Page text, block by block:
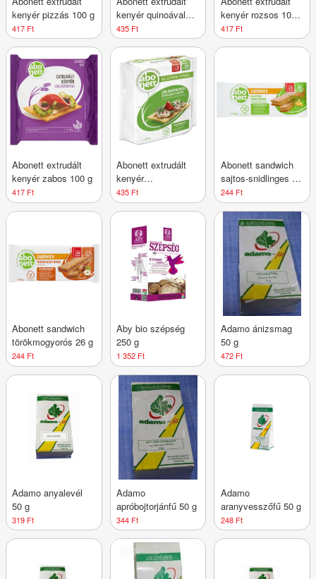
kenyér pizzás 100 g
417 Ft
kenyér quinoával
gluténmentes 100 g
435 Ft
kenyér rozsos 100
g
417 Ft
Abonett extrudált
kenyér zabos 100 g
417 Ft
Abonett extrudált
kenyér
zöldségekkel
gluténmentes 100 g
435 Ft
Abonett sandwich
sajtos-snidlinges 26
g
244 Ft
Abonett sandwich
törökmogyorós 26 g
244 Ft
Aby bio szépség
250 g
1 352 Ft
Adamo ánizsmag
50 g
472 Ft
Adamo anyalevél
50 g
319 Ft
Adamo
apróbojtorjánfű 50 g
344 Ft
Adamo
aranyvesszőfű 50 g
248 Ft